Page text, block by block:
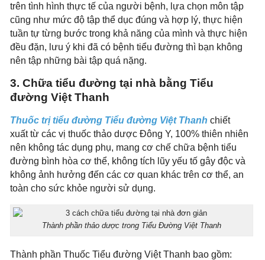
trên tình hình thực tế của người bệnh, lựa chọn môn tập
cũng như mức độ tập thể dục đúng và hợp lý, thực hiện
tuần tự từng bước trong khả năng của mình và thực hiện
đều đặn, lưu ý khi đã có bệnh tiểu đường thì bạn không
nên tập những bài tập quá nặng.
3. Chữa tiểu đường tại nhà bằng Tiểu
đường Việt Thanh
Thuốc trị tiểu đường Tiểu đường Việt Thanh chiết
xuất từ các vị thuốc thảo dược Đông Y, 100% thiên nhiên
nên không tác dụng phụ, mang cơ chế chữa bệnh tiểu
đường bình hòa cơ thể, không tích lũy yếu tố gây độc và
không ảnh hưởng đến các cơ quan khác trên cơ thể, an
toàn cho sức khỏe người sử dụng.
Thành phần thảo dược trong Tiểu Đường Việt Thanh
Thành phần Thuốc Tiểu đường Việt Thanh bao gồm: